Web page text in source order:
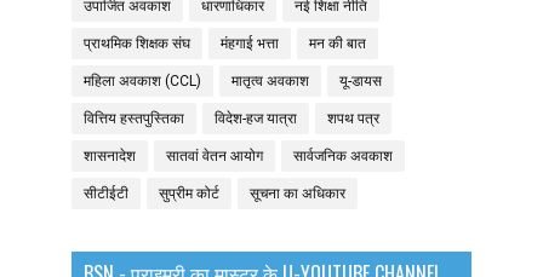
उपार्जित अवकाश धारणाधिकार नई शिक्षा नीति
प्राथमिक शिक्षक संघ मंहगाई भत्ता मन की बात
महिला अवकाश (CCL) मातृत्व अवकाश यू-डायस
वित्तिय हस्तपुस्तिका विदेश-हज यात्रा शपथ पत्र
शासनादेश सातवां वेतन आयोग सार्वजनिक अवकाश
सीटीईटी सुप्रीम कोर्ट सूचना का अधिकार